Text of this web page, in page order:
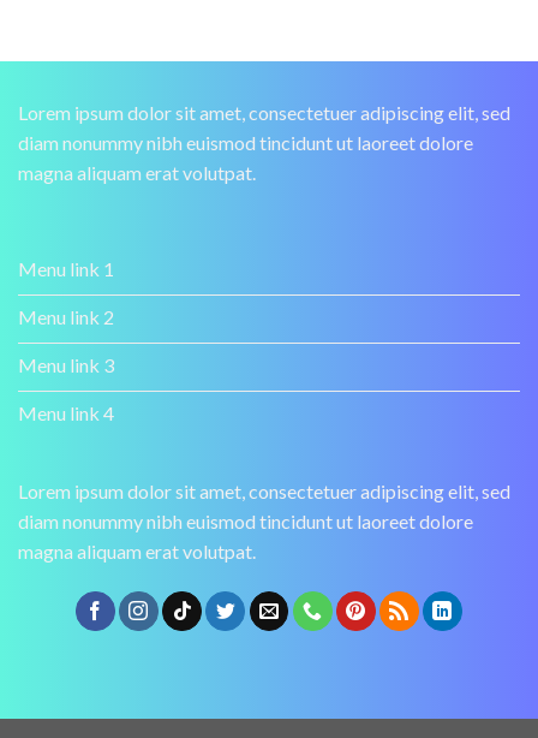
Lorem ipsum dolor sit amet, consectetuer adipiscing elit, sed
diam nonummy nibh euismod tincidunt ut laoreet dolore
magna aliquam erat volutpat.
Menu link 1
Menu link 2
Menu link 3
Menu link 4
Lorem ipsum dolor sit amet, consectetuer adipiscing elit, sed
diam nonummy nibh euismod tincidunt ut laoreet dolore
magna aliquam erat volutpat.